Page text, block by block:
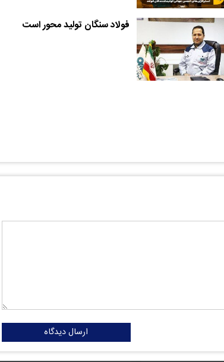
فولاد سنگان تولید محور است
ارسال دیدگاه